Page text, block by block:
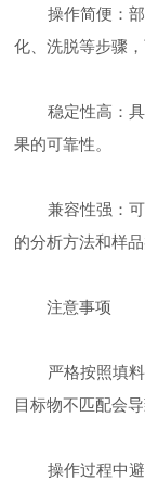
操作简便：部
化、洗脱等步骤
稳定性高：具
果的可靠性。
兼容性强：可
的分析方法和样品
注意事项
严格按照填料
目标物不匹配会导
操作过程中避